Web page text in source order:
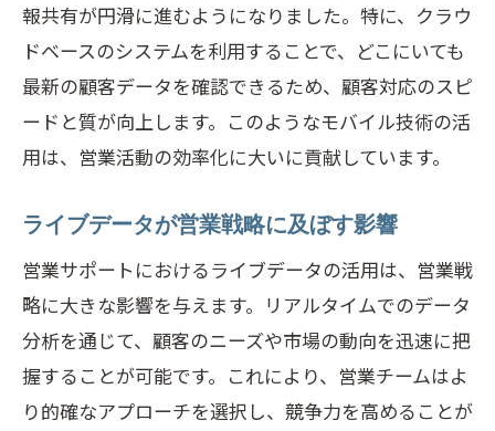
報共有が円滑に進むようになりました。特に、クラウ
ドベースのシステムを利用することで、どこにいても
最新の顧客データを確認できるため、顧客対応のスピ
ードと質が向上します。このようなモバイル技術の活
用は、営業活動の効率化に大いに貢献しています。
ライブデータが営業戦略に及ぼす影響
営業サポートにおけるライブデータの活用は、営業戦
略に大きな影響を与えます。リアルタイムでのデータ
分析を通じて、顧客のニーズや市場の動向を迅速に把
握することが可能です。これにより、営業チームはよ
り的確なアプローチを選択し、競争力を高めることが